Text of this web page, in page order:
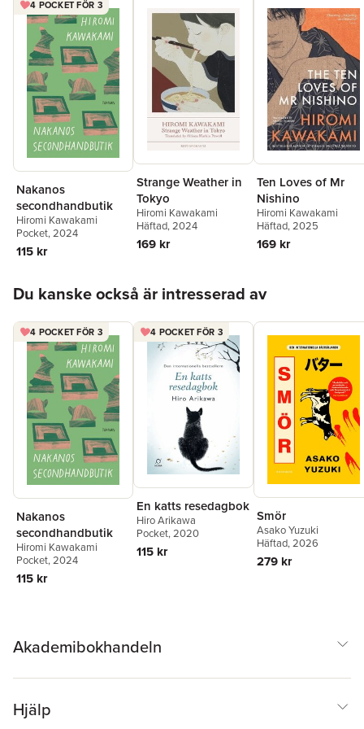
priset. FörSenseis portfölj tilldelades hon Tanizaki-priset. Den
har blivit både film och mangaserie och översatts till över 20
språk.
»Vilken ljuvlig, välformulerad meditation över kärlek och
vänskap den här romanen är!« // YUKIKO DUKE, VI LA SER
4 POCKET FÖR 3
Nakanos
secondhandbutik
Hiromi Kawakami
Pocket, 2024
115 kr
Strange Weather in
Tokyo
Hiromi Kawakami
Häftad, 2024
169 kr
Ten Loves of Mr
Nishino
Hiromi Kawakami
Häftad, 2025
169 kr
Du kanske också är intresserad av
4 POCKET FÖR 3
Nakanos
secondhandbutik
Hiromi Kawakami
Pocket, 2024
115 kr
4 POCKET FÖR 3
En katts resedagbok
Hiro Arikawa
Pocket, 2020
115 kr
Smör
Asako Yuzuki
Häftad, 2026
279 kr
Akademibokhandeln
Hjälp